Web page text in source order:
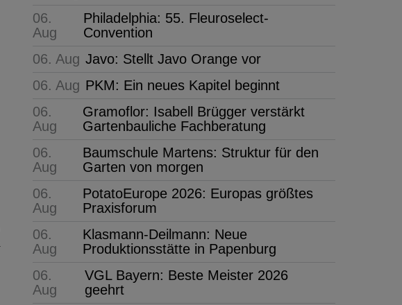
06.
Aug
Philadelphia: 55. Fleuroselect-
Convention
06. Aug Javo: Stellt Javo Orange vor
06. Aug PKM: Ein neues Kapitel beginnt
06.
Aug
Gramoflor: Isabell Brügger verstärkt
Gartenbauliche Fachberatung
06.
Aug
Baumschule Martens: Struktur für den
Garten von morgen
06.
Aug
PotatoEurope 2026: Europas größtes
Praxisforum
06.
Aug
Klasmann-Deilmann: Neue
Produktionsstätte in Papenburg
06.
Aug
VGL Bayern: Beste Meister 2026
geehrt